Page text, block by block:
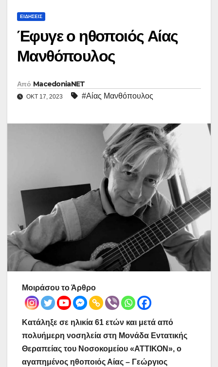
ΕΙΔΉΣΕΙΣ
Έφυγε ο ηθοποιός Αίας
Μανθόπουλος
Από MacedoniaNET
ΟΚΤ 17, 2023 #Αίας Μανθόπουλος
Μοιράσου το Άρθρο
Κατάληξε σε ηλικία 61 ετών και μετά από
πολυήμερη νοσηλεία στη Μονάδα Εντατικής
Θεραπείας του Νοσοκομείου «ΑΤΤΙΚΟΝ», ο
αγαπημένος ηθοποιός Αίας – Γεώργιος